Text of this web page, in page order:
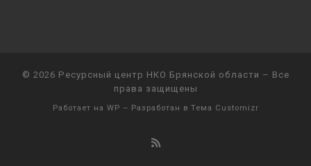
© 2026 Ресурсный центр НКО Брянской области – Все
права защищены
Работает на WP – Разработан в Тема Customizr